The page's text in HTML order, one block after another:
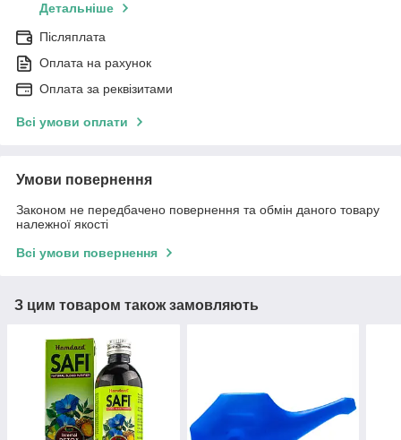
Детальніше
Післяплата
Оплата на рахунок
Оплата за реквізитами
Всі умови оплати
Умови повернення
Законом не передбачено повернення та обмін даного товару
належної якості
Всі умови повернення
З цим товаром також замовляють